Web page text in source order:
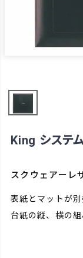
King システ
スクウェアーレ
表紙とマットが別
台紙の縦、横の組